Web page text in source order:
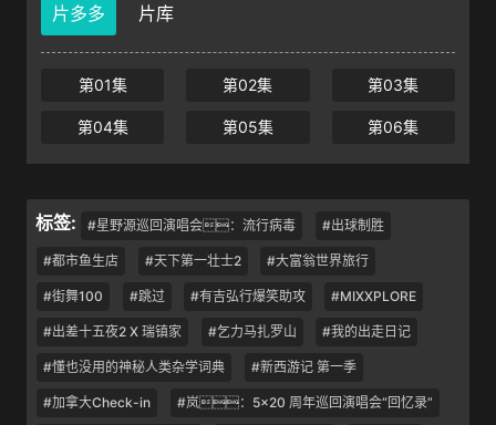
片多多 片库
第01集 第02集 第03集
第04集 第05集 第06集
标签: #星野源巡回演唱会：流行病毒 #出球制胜
#都市鱼生店 #天下第一壮士2 #大富翁世界旅行
#街舞100 #跳过 #有吉弘行爆笑助攻 #MIXXPLORE
#出差十五夜2 X 瑞镇家 #乞力马扎罗山 #我的出走日记
#懂也没用的神秘人类杂学词典 #新西游记 第一季
#加拿大Check-in #岚：5×20 周年巡回演唱会“回忆录”